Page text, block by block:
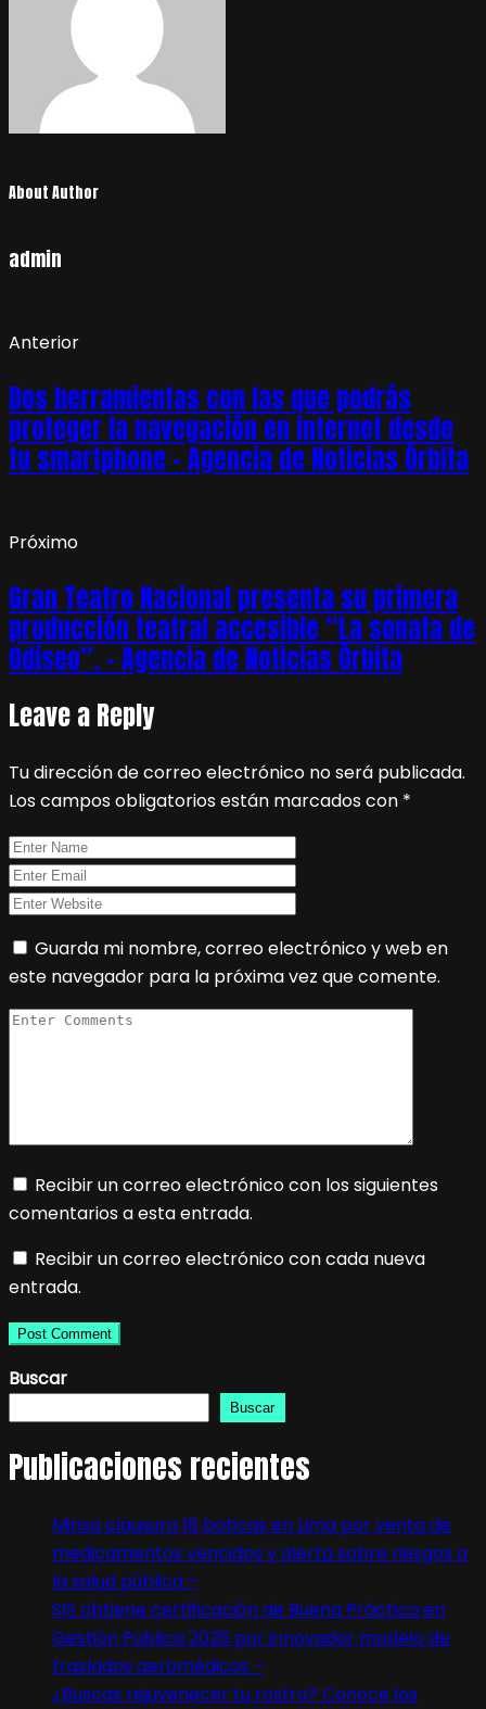
About Author
admin
Anterior
Dos herramientas con las que podrás
proteger la navegación en internet desde
tu smartphone – Agencia de Noticias Órbita
Próximo
Gran Teatro Nacional presenta su primera
producción teatral accesible “La sonata de
Odiseo”. – Agencia de Noticias Órbita
Leave a Reply
Tu dirección de correo electrónico no será publicada.
Los campos obligatorios están marcados con *
Guarda mi nombre, correo electrónico y web en
este navegador para la próxima vez que comente.
Recibir un correo electrónico con los siguientes
comentarios a esta entrada.
Recibir un correo electrónico con cada nueva
entrada.
Buscar
Buscar
Publicaciones recientes
Minsa clausura 18 boticas en Lima por venta de
medicamentos vencidos y alerta sobre riesgos a
la salud pública –
SIS obtiene certificación de Buena Práctica en
Gestión Pública 2026 por innovador modelo de
traslados aeromédicos –
¿Buscas rejuvenecer tu rostro? Conoce los